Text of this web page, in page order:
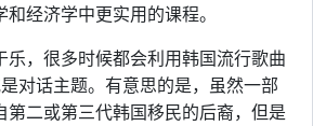
经济学中更实用的课程。
乐，很多时候都会利用韩国流行歌曲
对话主题。有意思的是，虽然一部
第二或第三代韩国移民的后裔，但是